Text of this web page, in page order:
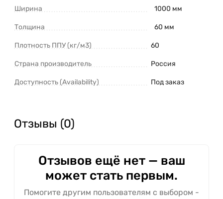
Ширина 1000 мм
Толщина 60 мм
Плотность ППУ (кг/м3) 60
Страна производитель Россия
Доступность (Availability) Под заказ
Отзывы (0)
Отзывов ещё нет — ваш
может стать первым.
Помогите другим пользователям с выбором -